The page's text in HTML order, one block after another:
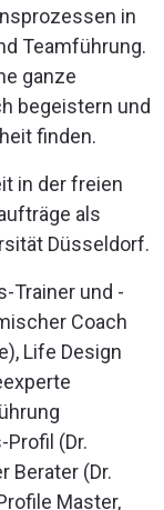
in
Teamführung.
ganze
begeistern und
finden.
in der freien
als
Düsseldorf.
Trainer und -
Coach
Life Design
(Dr.
Berater (Dr.
Master,